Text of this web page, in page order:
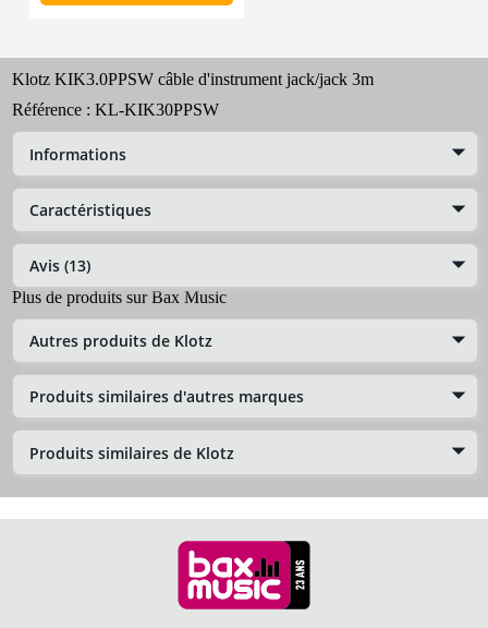
Klotz KIK3.0PPSW câble d'instrument jack/jack 3m
Référence : KL-KIK30PPSW
Informations
Caractéristiques
Avis (13)
Plus de produits sur Bax Music
Autres produits de Klotz
Produits similaires d'autres marques
Produits similaires de Klotz